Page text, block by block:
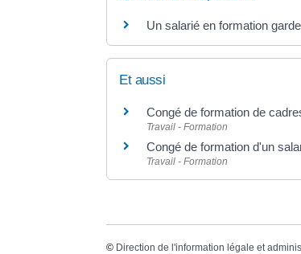
Un salarié en formation
Et aussi
Congé de formation de
Travail - Formation
Congé de formation d'un
Travail - Formation
© Direction de l'information légale et